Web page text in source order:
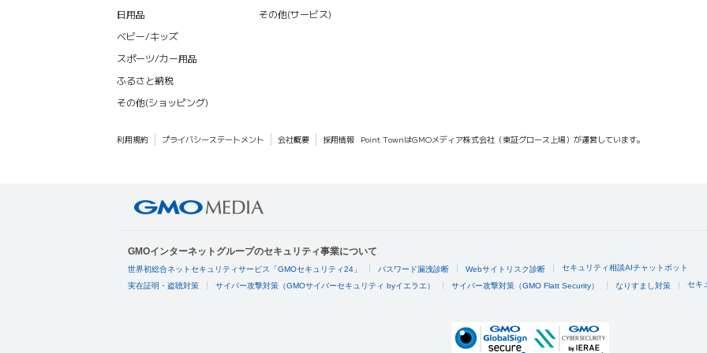
日用品
ベビー/キッズ
スポーツ/カー用品
ふるさと納税
その他(ショッピング)
その他(サービス)
利用規約 プライバシーステートメント 会社概要 採用情報 Point TownはGMOメディア株式会社（東証グロース上場）が運営しています。
GMOインターネットグループのセキュリティ事業について
世界初総合ネットセキュリティサービス「GMOセキュリティ24」 パスワード漏洩診断 Webサイトリスク診断 セキュリティ相談AIチャットボット
実在証明・盗聴対策 サイバー攻撃対策（GMOサイバーセキュリティ byイエラエ） サイバー攻撃対策（GMO Flatt Security） なりすまし対策 セキ